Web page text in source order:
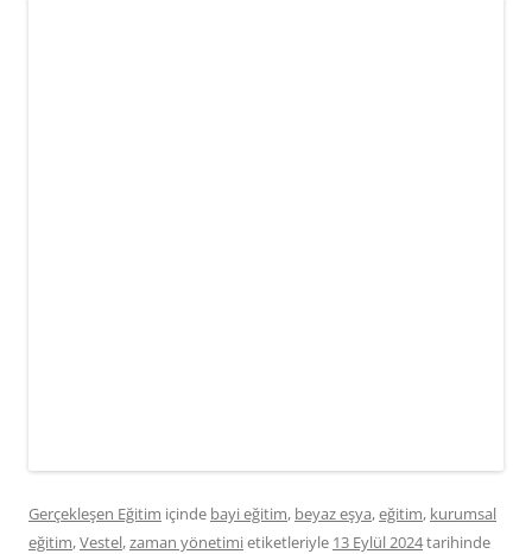
Gerçekleşen Eğitim içinde bayi eğitim, beyaz eşya,eğitim, kurumsal
eğitim,Vestel,zaman yönetimietiketleriyle 13 Eylül 2024tarihinde